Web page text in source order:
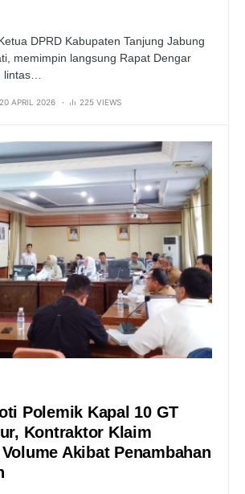
DPRD Kabupaten Tanjung Jabung
memimpin langsung Rapat Dengar
lintas…
APRIL 2026 225 VIEWS
Polemik Kapal 10 GT
Kontraktor Klaim
Akibat Penambahan